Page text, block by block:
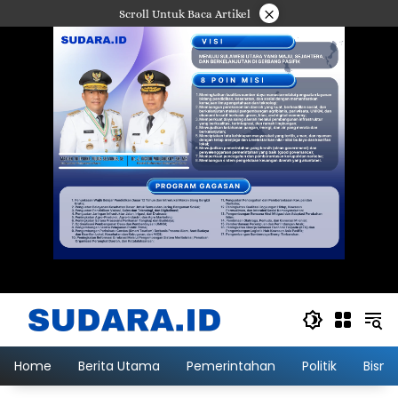
ke
Scroll Untuk Baca Artikel ×
Home Berita Utama Pemerintahan Politik